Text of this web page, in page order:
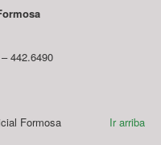
442.6490
Ir arriba
Formosa